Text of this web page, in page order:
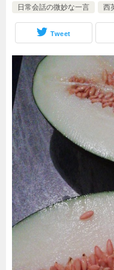
日常会話の微妙な一言
西
Tweet